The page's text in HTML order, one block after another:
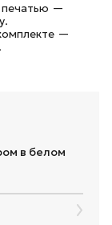
печатью —
—
в белом